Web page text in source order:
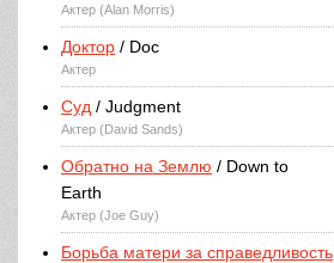
Актер (Alan Morris)
Доктор / Doc
Актер
Суд / Judgment
Актер (David Sands)
Обратно на Землю / Down to
Earth
Актер (Joe Guy)
Борьба матери за справедливость